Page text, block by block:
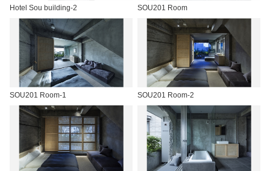
Hotel Sou building-2 SOU201 Room
SOU201 Room-1 SOU201 Room-2